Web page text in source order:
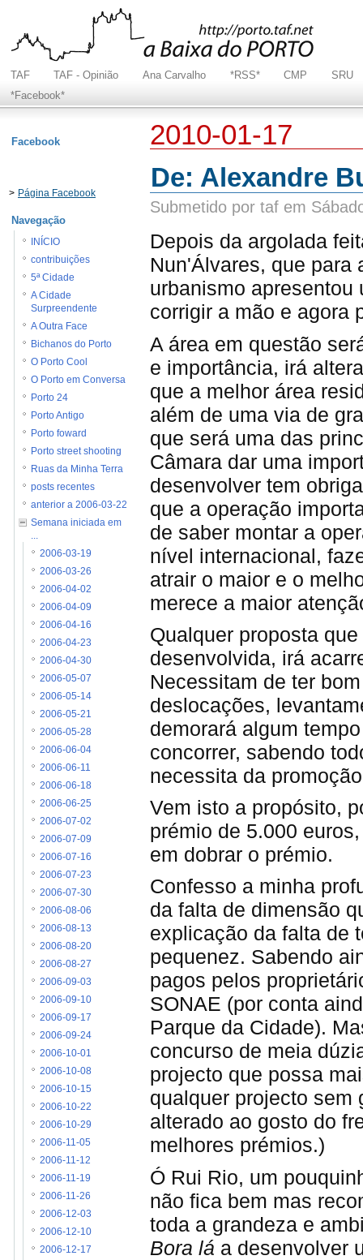
TAF TAF - Opinião Ana Carvalho *RSS* CMP
SRU
*Facebook*
2010-01-17
De: Alexandre
Submetido por taf em
Depois da argolada
Nun'Álvares, que para
urbanismo
corrigir a mão e agora
A área em questão
e importância, irá
que a melhor área
além de uma via de
que será uma das
Câmara dar uma
desenvolver tem
que a operação
de saber montar a
nível internacional,
atrair o maior e o
merece a maior
Qualquer proposta
desenvolvida, irá
Necessitam de ter
deslocações,
demorará algum
concorrer, sabendo
necessita da
Vem isto a propósito,
prémio de 5.000
em dobrar o prémio.
Confesso a minha
da falta de dimensão
explicação da falta de
pequenez. Sabendo
pagos pelos
SONAE (por conta
Parque da Cidade).
concurso de meia
projecto que possa
qualquer projecto sem
alterado ao gosto do
melhores prémios.)
Ó Rui Rio, um
não fica bem mas
toda a grandeza e
Bora lá a desenvolver
Facebook
> Página Facebook
Navegação
INÍCIO
contribuições
5ª Cidade
A Cidade
Surpreendente
A Outra Face
Bichanos do Porto
O Porto Cool
O Porto em Conversa
Porto 24
Porto Antigo
Porto foward
Porto street shooting
Ruas da Minha Terra
posts recentes
anterior a 2006-03-22
Semana iniciada em
...
2006-03-19
2006-03-26
2006-04-02
2006-04-09
2006-04-16
2006-04-23
2006-04-30
2006-05-07
2006-05-14
2006-05-21
2006-05-28
2006-06-04
2006-06-11
2006-06-18
2006-06-25
2006-07-02
2006-07-09
2006-07-16
2006-07-23
2006-07-30
2006-08-06
2006-08-13
2006-08-20
2006-08-27
2006-09-03
2006-09-10
2006-09-17
2006-09-24
2006-10-01
2006-10-08
2006-10-15
2006-10-22
2006-10-29
2006-11-05
2006-11-12
2006-11-19
2006-11-26
2006-12-03
2006-12-10
2006-12-17